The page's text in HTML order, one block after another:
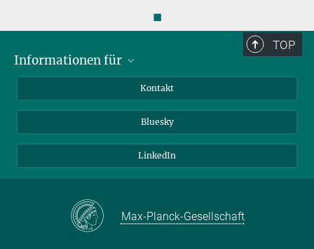
◼
TOP
Informationen für
Forschende
Kontakt
Bluesky
LinkedIn
Max-Planck-Gesellschaft